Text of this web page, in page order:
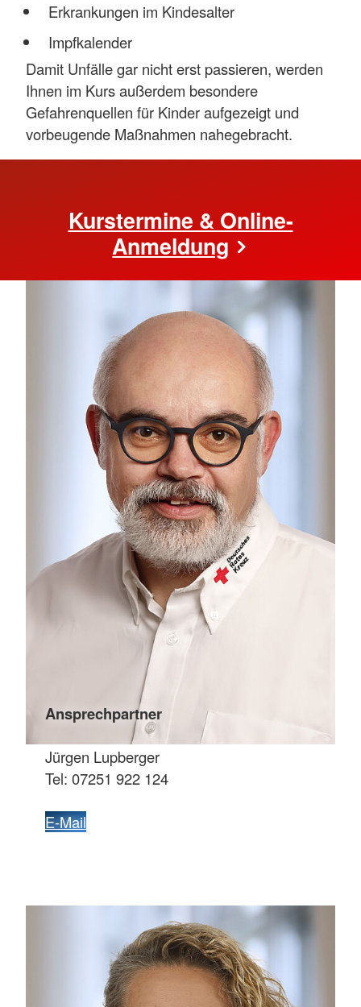
Erkrankungen im Kindesalter
Impfkalender
Damit Unfälle gar nicht erst passieren, werden
Ihnen im Kurs außerdem besondere
Gefahrenquellen für Kinder aufgezeigt und
vorbeugende Maßnahmen nahegebracht.
Kurstermine & Online-
Anmeldung
Ansprechpartner
Jürgen Lupberger
Tel: 07251 922 124
E-Mail